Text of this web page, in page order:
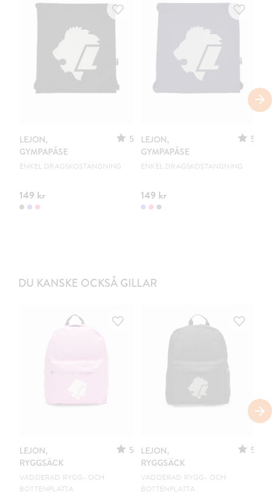
LEJON,
GYMPAPÅSE
5
ENKEL DRAGSKOSTÄNGNING
149 kr
LEJON,
GYMPAPÅSE
5
ENKEL DRAGSKOSTÄNGNING
149 kr
DU KANSKE OCKSÅ GILLAR
LEJON,
RYGGSÄCK
5
VADDERAD RYGG- OCH
BOTTENPLATTA
LEJON,
RYGGSÄCK
5
VADDERAD RYGG- OCH
BOTTENPLATTA